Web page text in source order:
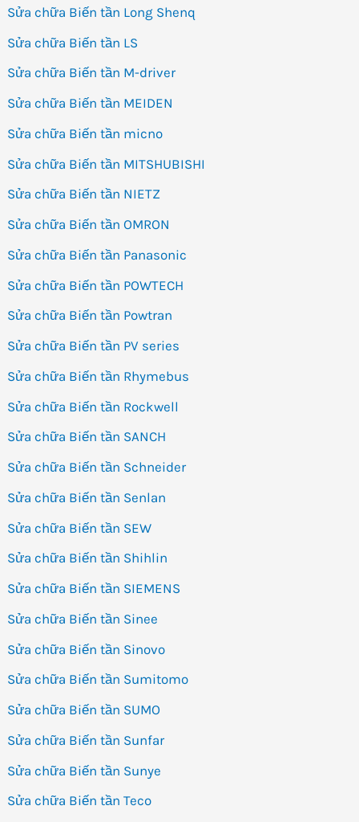
Sửa chữa Biến tần Long Shenq
Sửa chữa Biến tần LS
Sửa chữa Biến tần M-driver
Sửa chữa Biến tần MEIDEN
Sửa chữa Biến tần micno
Sửa chữa Biến tần MITSHUBISHI
Sửa chữa Biến tần NIETZ
Sửa chữa Biến tần OMRON
Sửa chữa Biến tần Panasonic
Sửa chữa Biến tần POWTECH
Sửa chữa Biến tần Powtran
Sửa chữa Biến tần PV series
Sửa chữa Biến tần Rhymebus
Sửa chữa Biến tần Rockwell
Sửa chữa Biến tần SANCH
Sửa chữa Biến tần Schneider
Sửa chữa Biến tần Senlan
Sửa chữa Biến tần SEW
Sửa chữa Biến tần Shihlin
Sửa chữa Biến tần SIEMENS
Sửa chữa Biến tần Sinee
Sửa chữa Biến tần Sinovo
Sửa chữa Biến tần Sumitomo
Sửa chữa Biến tần SUMO
Sửa chữa Biến tần Sunfar
Sửa chữa Biến tần Sunye
Sửa chữa Biến tần Teco